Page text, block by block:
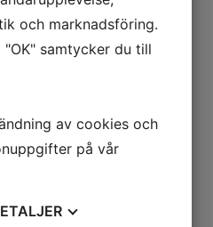
503 503
för att visa dem i full storlek)
och marknadsföring.
samtycker du till
av cookies och
på vår